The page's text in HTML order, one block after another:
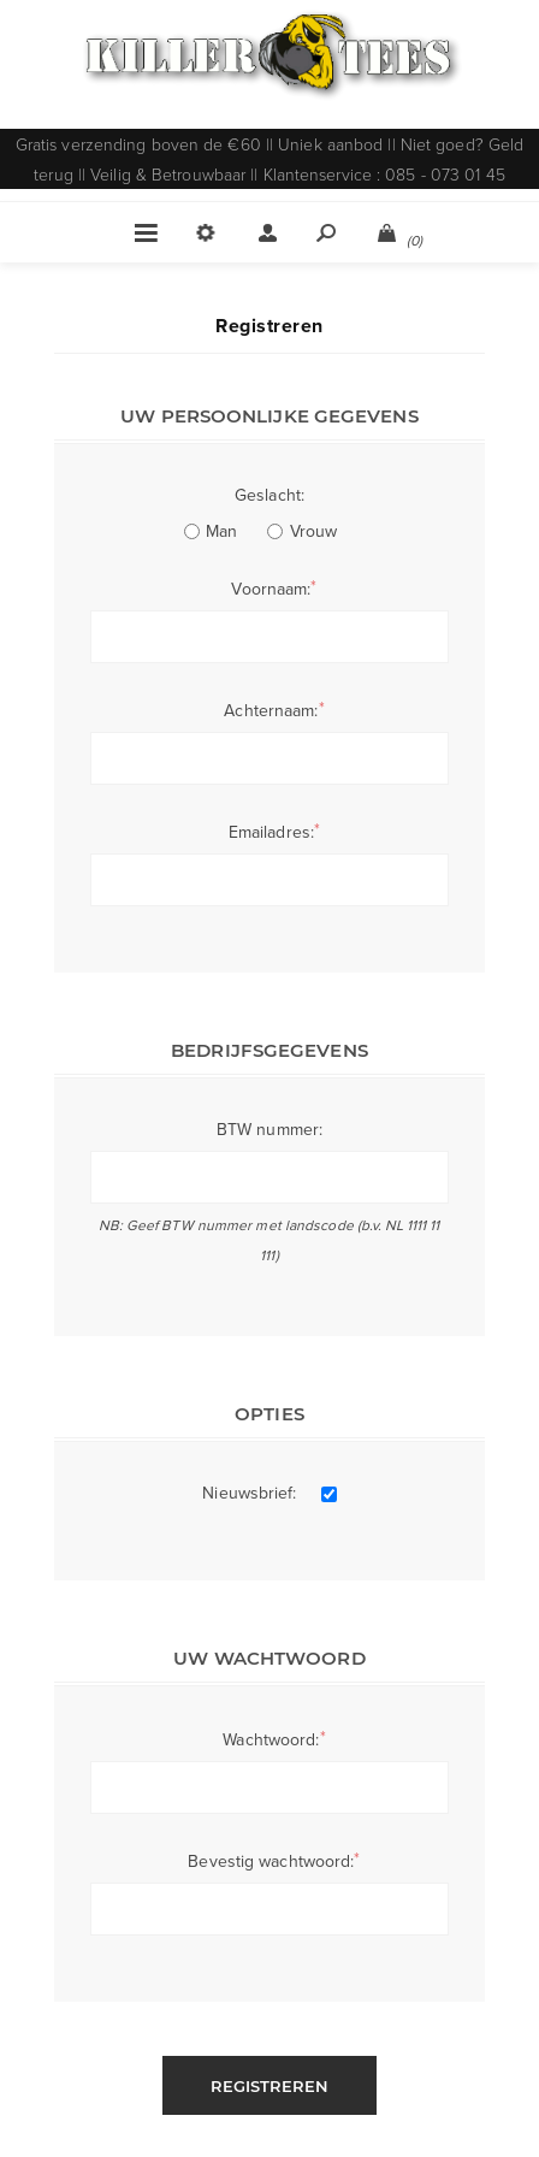
Gratis verzending boven de €60 || Uniek aanbod || Niet goed? Geld
terug || Veilig & Betrouwbaar || Klantenservice : 085 - 073 01 45
(0)
Registreren
UW PERSOONLIJKE GEGEVENS
Geslacht:
Man
Vrouw
Voornaam:*
Achternaam:*
Emailadres:*
BEDRIJFSGEGEVENS
BTW nummer:
NB: Geef BTW nummer met landscode (b.v. NL 1111 11
111)
OPTIES
Nieuwsbrief:
UW WACHTWOORD
Wachtwoord:*
Bevestig wachtwoord:*
REGISTREREN